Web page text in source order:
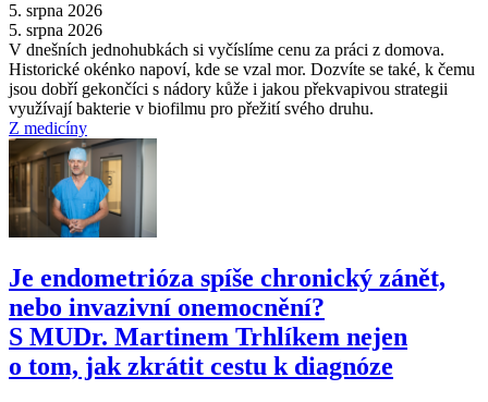
5. srpna 2026
5. srpna 2026
V dnešních jednohubkách si vyčíslíme cenu za práci z domova.
Historické okénko napoví, kde se vzal mor. Dozvíte se také, k čemu
jsou dobří gekončíci s nádory kůže i jakou překvapivou strategii
využívají bakterie v biofilmu pro přežití svého druhu.
Z medicíny
Je endometrióza spíše chronický zánět,
nebo invazivní onemocnění?
S MUDr. Martinem Trhlíkem nejen
o tom, jak zkrátit cestu k diagnóze